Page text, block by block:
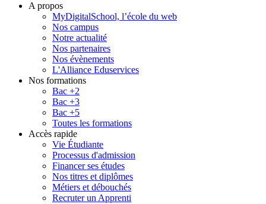
A propos
MyDigitalSchool, l’école du web
Nos campus
Notre actualité
Nos partenaires
Nos évènements
L'Alliance Eduservices
Nos formations
Bac +2
Bac +3
Bac +5
Toutes les formations
Accès rapide
Vie Étudiante
Processus d'admission
Financer ses études
Nos titres et diplômes
Métiers et débouchés
Recruter un Apprenti